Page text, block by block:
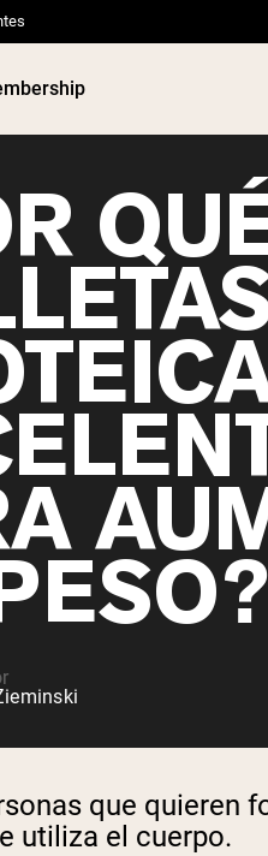
que quieren
utiliza el cuerpo.